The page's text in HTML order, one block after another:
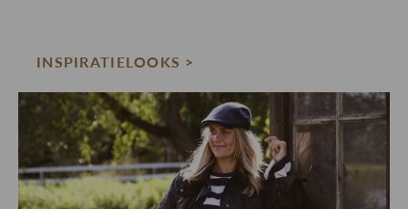
INSPIRATIELOOKS >